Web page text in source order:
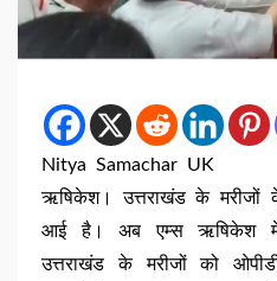
Nitya Samachar UK
ऋषिकेश। उत्तराखंड के मरीजों
आई है। अब एम्स ऋषिकेश
उत्तराखंड के मरीजों को